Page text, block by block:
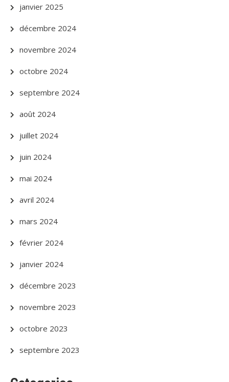
janvier 2025
décembre 2024
novembre 2024
octobre 2024
septembre 2024
août 2024
juillet 2024
juin 2024
mai 2024
avril 2024
mars 2024
février 2024
janvier 2024
décembre 2023
novembre 2023
octobre 2023
septembre 2023